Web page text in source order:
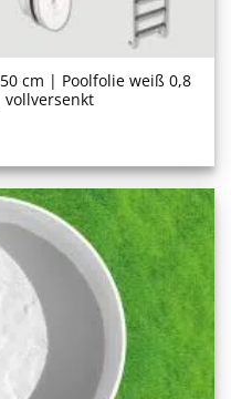
cm | Poolfolie weiß 0,8
€.